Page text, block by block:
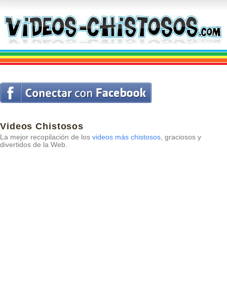
Videos Chistosos
La mejor recopilación de los videos más chistosos, graciosos y
divertidos de la Web.